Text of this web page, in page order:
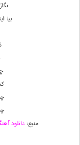
بیا
منبع: دانلود